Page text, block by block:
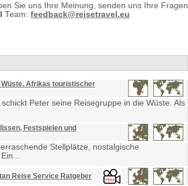
Sie uns Ihre Meinung, senden uns Ihre Fragen
Team: feedback@reisetravel.eu
Wüste. Afrikas touristischer
Peter seine Reisegruppe in die Wüste. Als
Festspielen und
Stellplätze, nostalgische
Reise Service Ratgeber